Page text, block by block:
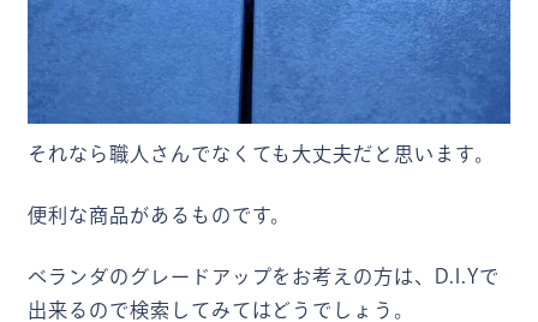
それなら職人さんでなくても大丈夫だと思います。
便利な商品があるものです。
ベランダのグレードアップをお考えの方は、D.I.Yで
出来るので検索してみてはどうでしょう。